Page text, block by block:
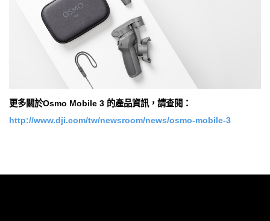
更多關於Osmo Mobile 3 的產品資訊，請查閱：
http://www.dji.com/tw/newsroom/news/osmo-mobile-3